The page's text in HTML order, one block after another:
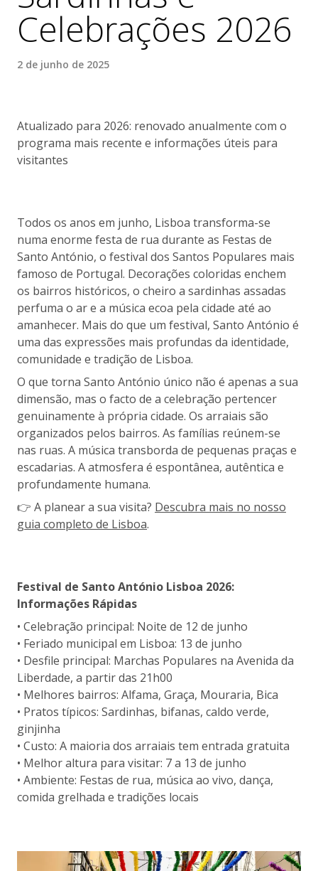
Celebrações 2026
2 de junho de 2025
Atualizado para 2026: renovado anualmente com o
programa mais recente e informações úteis para
visitantes
Todos os anos em junho, Lisboa transforma-se
numa enorme festa de rua durante as Festas de
Santo António, o festival dos Santos Populares mais
famoso de Portugal. Decorações coloridas enchem
os bairros históricos, o cheiro a sardinhas assadas
perfuma o ar e a música ecoa pela cidade até ao
amanhecer. Mais do que um festival, Santo António é
uma das expressões mais profundas da identidade,
comunidade e tradição de Lisboa.
O que torna Santo António único não é apenas a sua
dimensão, mas o facto de a celebração pertencer
genuinamente à própria cidade. Os arraiais são
organizados pelos bairros. As famílias reúnem-se
nas ruas. A música transborda de pequenas praças e
escadarias. A atmosfera é espontânea, autêntica e
profundamente humana.
👉 A planear a sua visita? Descubra mais no nosso
guia completo de Lisboa.
Festival de Santo António Lisboa 2026:
Informações Rápidas
• Celebração principal: Noite de 12 de junho
• Feriado municipal em Lisboa: 13 de junho
• Desfile principal: Marchas Populares na Avenida da
Liberdade, a partir das 21h00
• Melhores bairros: Alfama, Graça, Mouraria, Bica
• Pratos típicos: Sardinhas, bifanas, caldo verde,
ginjinha
• Custo: A maioria dos arraiais tem entrada gratuita
• Melhor altura para visitar: 7 a 13 de junho
• Ambiente: Festas de rua, música ao vivo, dança,
comida grelhada e tradições locais